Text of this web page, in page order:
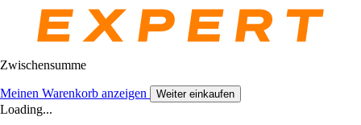
Zwischensumme
Meinen Warenkorb anzeigen Weiter einkaufen
Loading...